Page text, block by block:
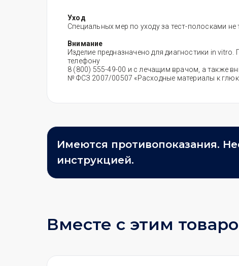
Уход
Специальных мер по уходу за тест-полосками
Внимание
Изделие предназначено для диагностики in
телефону
8 (800) 555-49-00 и с лечащим врачом, а также
№ ФСЗ 2007/00507 «Расходные материалы к
Имеются противопоказания.
инструкцией.
Вместе с этим